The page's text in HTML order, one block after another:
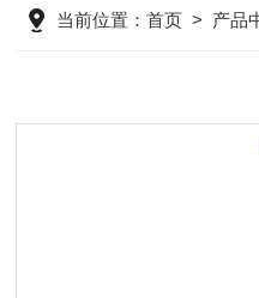
当前位置：首页 > 产品